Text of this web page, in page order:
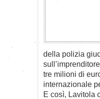
della polizia
tre milioni di
internazionale
E così, Lavitola